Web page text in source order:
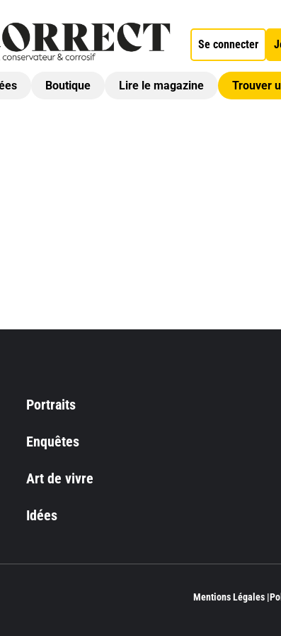
Se connecter
Boutique Lire le magazine Trouver
Portraits
Enquêtes
Art de vivre
Idées
Mentions Légales |